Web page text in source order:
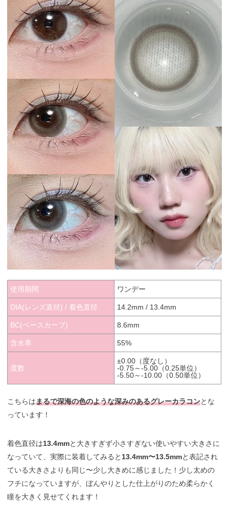
使用期間 ワンデー
DIA(レンズ直径) / 着色直径 14.2mm / 13.4mm
BC(ベースカーブ) 8.6mm
含水率 55%
度数
±0.00（度なし）
-0.75～-5.00（0.25単位）
-5.50～-10.00（0.50単位）
こちらはまるで深海の色のような深みのあるグレーカラコンとな
っています！
着色直径は13.4mmと大きすぎず小さすぎない使いやすい大きさに
なっていて、実際に装着してみると 13.4mm〜13.5mmと表記され
ている大きさよりも同じ〜少し大きめに感じました！少し太めの
フチになっていますが、ぼんやりとした仕上がりのため柔らかく
瞳を大きく見せてくれます！